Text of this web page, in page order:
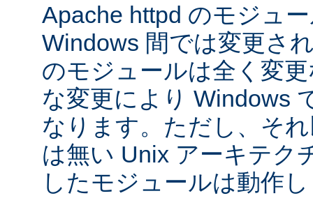
Apache httpd のモジュ
Windows 間では変更さ
のモジュールは全く変
な変更により Windows
なります。ただし、そ
は無い Unix アーキテク
したモジュールは動作